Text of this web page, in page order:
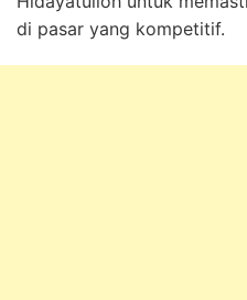
di pasar yang kompetitif.